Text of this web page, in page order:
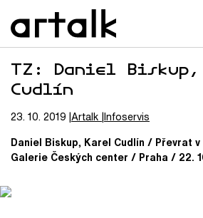
TZ: Daniel
Cudlín
23. 10. 2019 Artalk Infoservis
Daniel Biskup, Karel Cudlín / Převrat
Galerie Českých center / Praha / 22.